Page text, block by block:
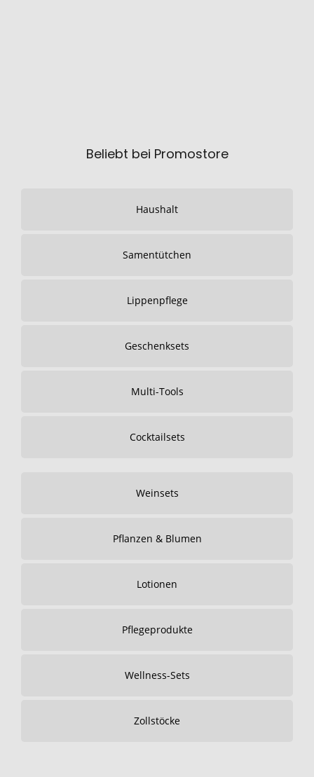
Beliebt bei Promostore
Haushalt
Samentütchen
Lippenpflege
Geschenksets
Multi-Tools
Cocktailsets
Weinsets
Pflanzen & Blumen
Lotionen
Pflegeprodukte
Wellness-Sets
Zollstöcke